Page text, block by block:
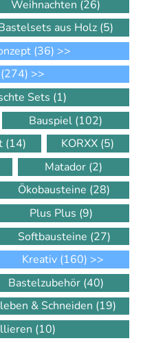
Weihnachten (26)
aus Holz (5)
(36) >>
(274) >>
Sets (1)
Bauspiel (102)
(14) KORXX (5)
Matador (2)
Ökobausteine (28)
Plus Plus (9)
Softbausteine (27)
Kreativ (160) >>
Bastelzubehör (40)
& Schneiden (19)
(10)